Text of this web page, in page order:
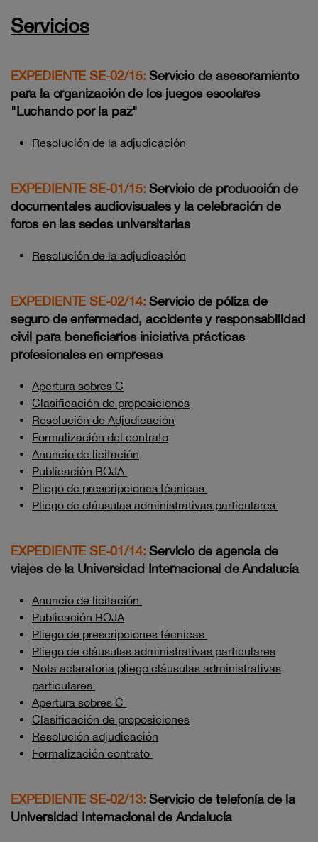
Servicios
EXPEDIENTE SE-02/15:Servicio de asesoramiento
para la organización de los juegos escolares
"Luchando por la paz"
Resolución de la adjudicación
EXPEDIENTE SE-01/15: Servicio de producción de
documentales audiovisuales y la celebración de
foros en las sedes universitarias
Resolución de la adjudicación
EXPEDIENTE SE-02/14:Servicio de póliza de
seguro de enfermedad, accidente y responsabilidad
civil para beneficiarios iniciativa prácticas
profesionales en empresas
Apertura sobres C
Clasificación de proposiciones
Resolución de Adjudicación
Formalización del contrato
Anuncio de licitación
Publicación BOJA
Pliego de prescripciones técnicas
Pliego de cláusulas administrativas particulares
EXPEDIENTE SE-01/14: Servicio de agencia de
viajes de la Universidad Internacional de Andalucía
Anuncio de licitación
Publicación BOJA
Pliego de prescripciones técnicas
Pliego de cláusulas administrativas particulares
Nota aclaratoria pliego cláusulas administrativas
particulares
Apertura sobres C
Clasificación de proposiciones
Resolución adjudicación
Formalización contrato
EXPEDIENTE SE-02/13: Servicio de telefonía de la
Universidad Internacional de Andalucía